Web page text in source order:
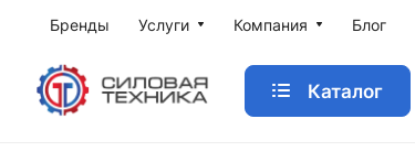
Бренды Услуги Компания Блог
Каталог